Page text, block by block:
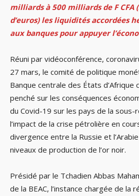
milliards à 500 milliards de F CFA
d’euros) les liquidités accordées
aux banques pour appuyer
Réuni par vidéoconférence,
27 mars, le comité de politique
Banque centrale des États d’Afrique
penché sur les conséquences
du Covid-19 sur les pays de la sous-
l’impact de la crise pétrolière en
divergence entre la Russie et
niveaux de production de l’or noir.
Présidé par le Tchadien Abbas
de la BEAC, l’instance chargée de la